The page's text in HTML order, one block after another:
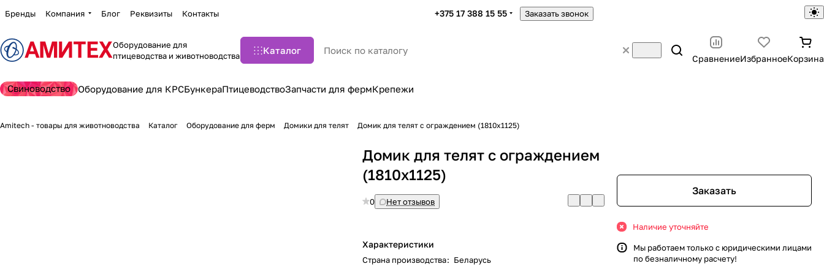
Бренды Компания Блог Реквизиты Контакты +375 17 388 15 55 Заказать звонок
Оборудование для
птицеводства и животноводства
Каталог
СравнениеИзбранноеКорзина
Свиноводство Оборудование для КРСБункераПтицеводствоЗапчасти для фермКрепежи
Amitech - товары для животноводства Каталог Оборудование для ферм Домики для телят Домик для телят с ограждением (1810х1125)
Домик для телят с ограждением
(1810х1125)
0 Нет отзывов
Характеристики
Страна производства: Беларусь
Заказать
Наличие уточняйте
Мы работаем только с юридическими лицами
по безналичному расчету!